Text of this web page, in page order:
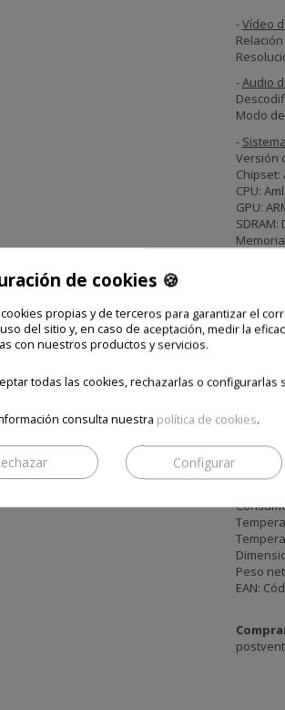
-Vídeo
-Audio
Modo
-
Versión
Chipset:
CPU:
GPU:
SDRAM:
HDMI
S/PDIF
-Datos
Voltaje
WLAN:
Peso
EAN:
de cookies 🍪
propias y de terceros para garantizar el
del sitio y, en caso de aceptación, medir la
con nuestros productos y servicios.
todas las cookies, rechazarlas o configurarlas
consulta nuestra política de cookies.
Configurar